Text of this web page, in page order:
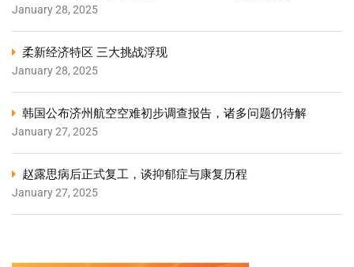
January 28, 2025
柔新经济特区 三大挑战浮现
January 28, 2025
韩国公布济州航空空难初步调查报告，诸多问题仍待解
January 27, 2025
赵露思病后正式复工，谈抑郁症与康复历程
January 27, 2025